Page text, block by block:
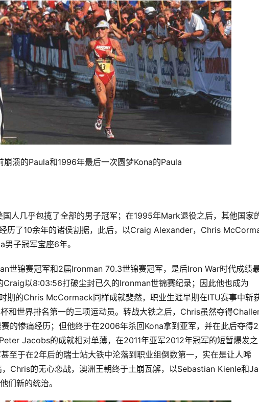
崩溃的Paula和1996年最后一次圆梦Kona的Paula
人几乎包揽了全部的男子冠军；在1995年Mark退役之后，其他国家
历了10余年的诸侯割据，此后，以Craig Alexander，Chris
子冠军宝座6年。
世锦赛冠军和2届Ironman 70.3世锦赛冠军，是后Iron War时代成绩
以8:03:56打破尘封已久的Ironman世锦赛纪录；因此他也成为
期的Chris McCormack同样成就斐然，职业生涯早期在ITU赛事中斩
和世界排名第一的三项运动员。转战大铁之后，Chris虽然夺得
的惨痛经历；但他终于在2006年杀回Kona拿到亚军，并在此后夺得
Jacobs的成就相对单薄，在2011年亚军2012年冠军的短暂爆发之
至于在2年后的瑞士站大铁中沦落到职业组倒数第一，实在是让人唏
Chris的无心恋战，澳洲王朝终于土崩瓦解，以Sebastian Kienle和
们新的统治。